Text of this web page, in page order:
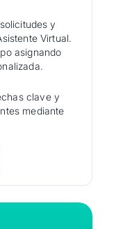
y
Virtual.
asignando
clave y
mediante